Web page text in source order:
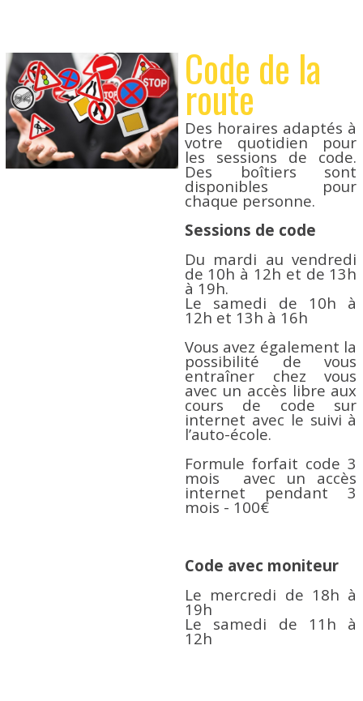
Code de la
route
Des horaires adaptés à
votre quotidien pour
les sessions de code.
Des boîtiers sont
disponibles pour
chaque personne.
Sessions de code
Du mardi au vendredi
de 10h à 12h et de 13h
à 19h.
Le samedi de 10h à
12h et 13h à 16h
Vous avez également la
possibilité de vous
entraîner chez vous
avec un accès libre aux
cours de code sur
internet avec le suivi à
l’auto-école.
Formule forfait code 3
mois avec un accès
internet pendant 3
mois - 100€
Code avec moniteur
Le mercredi de 18h à
19h
Le samedi de 11h à
12h